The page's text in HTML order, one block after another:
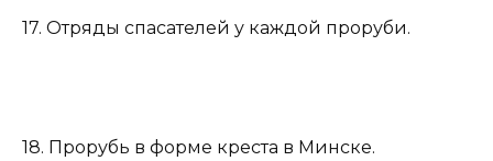
17. Отряды спасателей у каждой проруби.
18. Прорубь в форме креста в Минске.